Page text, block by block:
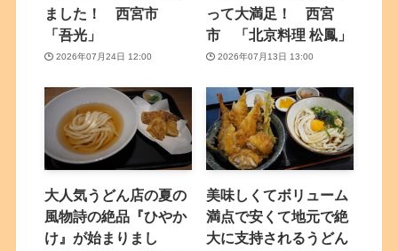
ました！ 西宮市
「吾光」
2026年07月24日 12:00
って大満足！ 西宮
市 「北京料理 松鳳」
2026年07月13日 13:00
大人気うどん店の夏の
風物詩の絶品『ひやか
け』が始まりまし
美味しくてボリューム
満点で安くて地元で絶
大に支持されるうどん